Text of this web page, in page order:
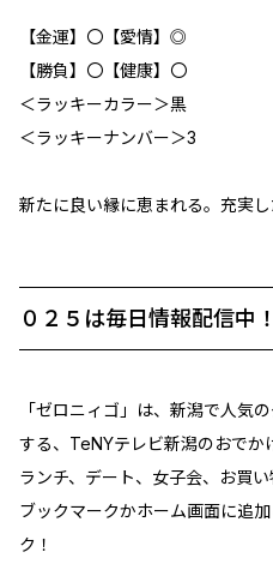
【金運】〇【愛情】◎
【勝負】〇【健康】〇
＜ラッキーカラー＞黒
＜ラッキーナンバー＞3
新たに良い縁に恵まれる。充実し
０２５は毎日情報配信中！
「ゼロニィゴ」は、新潟で人気
する、TeNYテレビ新潟のおでか
ランチ、デート、女子会、お買
ブックマークかホーム画面に追
ク！